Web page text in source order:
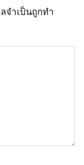
จำเป็นถูกทำ